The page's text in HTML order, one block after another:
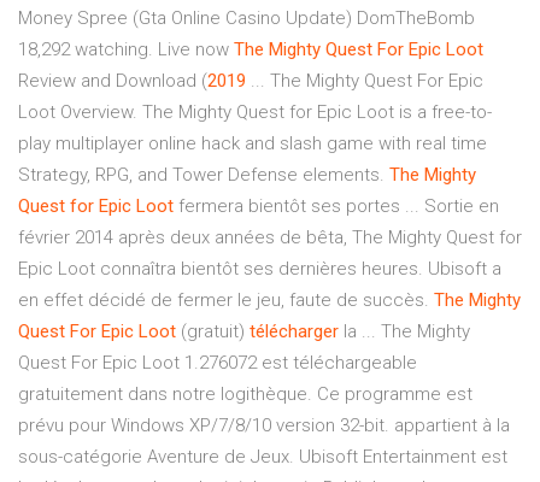
Money Spree (Gta Online Casino Update) DomTheBomb
18,292 watching. Live now The Mighty Quest For Epic Loot
Review and Download (2019 ... The Mighty Quest For Epic
Loot Overview. The Mighty Quest for Epic Loot is a free-to-
play multiplayer online hack and slash game with real time
Strategy, RPG, and Tower Defense elements. The Mighty
Quest for Epic Loot fermera bientôt ses portes ... Sortie en
février 2014 après deux années de bêta, The Mighty Quest for
Epic Loot connaîtra bientôt ses dernières heures. Ubisoft a
en effet décidé de fermer le jeu, faute de succès. The Mighty
Quest For Epic Loot (gratuit) télécharger la ... The Mighty
Quest For Epic Loot 1.276072 est téléchargeable
gratuitement dans notre logithèque. Ce programme est
prévu pour Windows XP/7/8/10 version 32-bit. appartient à la
sous-catégorie Aventure de Jeux. Ubisoft Entertainment est